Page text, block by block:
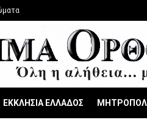
ΕΚΚΛΗΣΙΑ ΕΛΛΑΔΟΣ